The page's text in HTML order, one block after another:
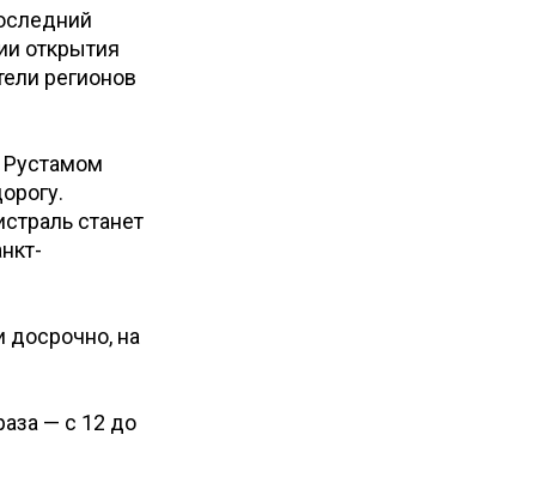
открытия
регионов
Рустамом
станет
досрочно, на
— с 12 до